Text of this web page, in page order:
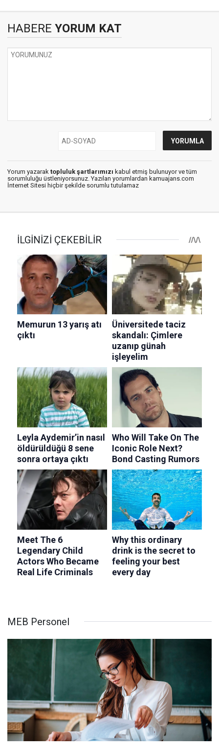
HABERE YORUM KAT
Yorum yazarak topluluk şartlarımızı kabul etmiş bulunuyor ve tüm
sorumluluğu üstleniyorsunuz. Yazılan yorumlardan kamuajans.com
İnternet Sitesi hiçbir şekilde sorumlu tutulamaz
MEB Personel